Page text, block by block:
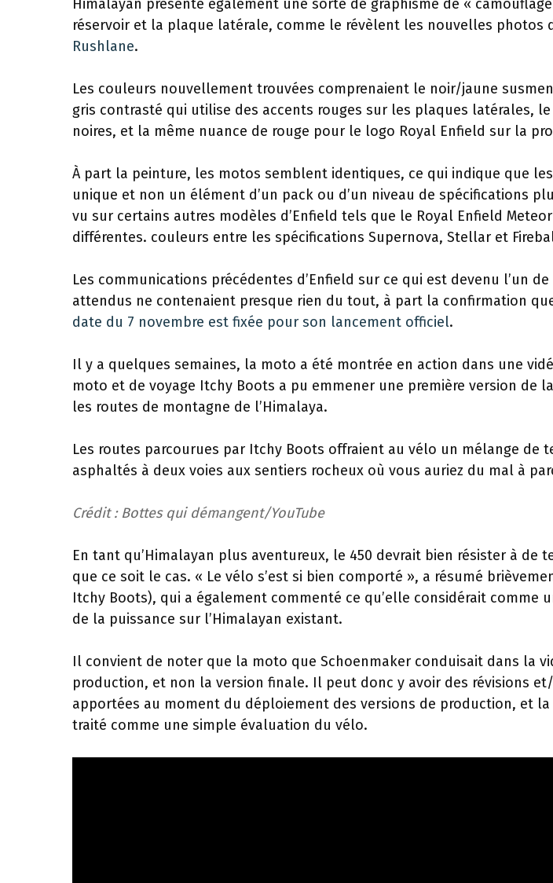
Himalayan présente également une sorte de graphisme de «
réservoir et la plaque latérale, comme le révèlent les nouvelles photos
Rushlane.
Les couleurs nouvellement trouvées comprenaient le noir/jaune
gris contrasté qui utilise des accents rouges sur les plaques latérales,
noires, et la même nuance de rouge pour le logo Royal Enfield sur la
À part la peinture, les motos semblent identiques, ce qui indique que
unique et non un élément d’un pack ou d’un niveau de spécifications
vu sur certains autres modèles d’Enfield tels que le Royal Enfield
différentes. couleurs entre les spécifications Supernova, Stellar et
Les communications précédentes d’Enfield sur ce qui est devenu l’un
attendus ne contenaient presque rien du tout, à part la confirmation
date du 7 novembre est fixée pour son lancement officiel.
Il y a quelques semaines, la moto a été montrée en action dans une
moto et de voyage Itchy Boots a pu emmener une première version de
les routes de montagne de l’Himalaya.
Les routes parcourues par Itchy Boots offraient au vélo un mélange de
asphaltés à deux voies aux sentiers rocheux où vous auriez du mal à
Crédit : Bottes qui démangent/YouTube
En tant qu’Himalayan plus aventureux, le 450 devrait bien résister à de
que ce soit le cas. « Le vélo s’est si bien comporté », a résumé
Itchy Boots), qui a également commenté ce qu’elle considérait comme
de la puissance sur l’Himalayan existant.
Il convient de noter que la moto que Schoenmaker conduisait dans la
production, et non la version finale. Il peut donc y avoir des révisions
apportées au moment du déploiement des versions de production, et
traité comme une simple évaluation du vélo.